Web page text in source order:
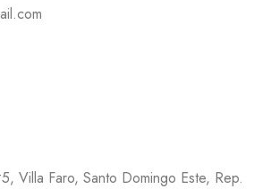
Villa Faro, Santo Domingo Este, Rep.